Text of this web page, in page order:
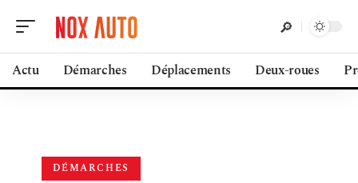
Actu Démarches Déplacements Deux-roues
DÉMARCHES